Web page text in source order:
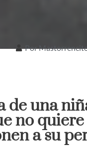
Por
de una
no
a su